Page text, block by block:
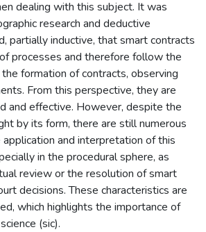
dealing with this subject. It was
research and deductive
partially inductive, that smart contracts
processes and therefore follow the
formation of contracts, observing
From this perspective, they are
and effective. However, despite the
by its form, there are still numerous
and interpretation of this
in the procedural sphere, as
review or the resolution of smart
decisions. These characteristics are
which highlights the importance of
(sic).